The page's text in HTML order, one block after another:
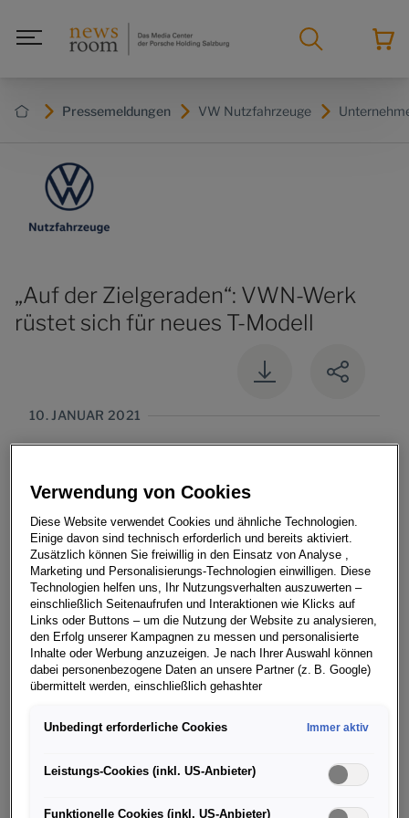
Pressemeldungen VW Nutzfahrzeuge
„Auf der Zielgeraden“: VWN-Werk
rüstet sich für neues T-Modell
10. JANUAR 2021
Bei Volkswagen Nutzfahrzeuge (VWN) wurde der
Jahreswechsel erneut für Modernisierungs- und
Umbaumaßnahmen im Werk Hannover genutzt. Rund
1.000 Mitarbeiterinnen und Mitarbeiter von VWN und
Servicefirmen sind zwischen dem 23. Dezember und
10. Januar am Standort im Einsatz gewesen. Im Fokus:
Arbeiten in der Produktion für das neue T-Modell
sowie der Aufbau der Produktionslinien für den
Hannover umgesetzt, viele davon in der Montage. Damit
verfolgt die Marke konsequent die Modernisierungs-
Strategie des Werkes. „Unser Werk in Hannover bauen
Verwendung von Cookies
Diese Website verwendet Cookies und ähnliche Technologien.
Einige davon sind technisch erforderlich und bereits aktiviert.
Zusätzlich können Sie freiwillig in den Einsatz von Analyse ,
Marketing und Personalisierungs-Technologien einwilligen. Diese
Technologien helfen uns, Ihr Nutzungsverhalten auszuwerten –
einschließlich Seitenaufrufen und Interaktionen wie Klicks auf
Links oder Buttons – um die Nutzung der Website zu analysieren,
den Erfolg unserer Kampagnen zu messen und personalisierte
Inhalte oder Werbung anzuzeigen. Je nach Ihrer Auswahl können
dabei personenbezogene Daten an unsere Partner (z. B. Google)
übermittelt werden, einschließlich gehashter
(z. B. E Mail Adresse oder Telefonnummer).
Dienste der Google Ireland Ltd., die personenbezogene Daten an
die Google LLC in den USA weiterleiten kann. In den USA besteht
Unbedingt erforderliche Cookies Immer aktiv
Leistungs-Cookies (inkl. US-Anbieter)
Funktionelle Cookies (inkl. US-Anbieter)